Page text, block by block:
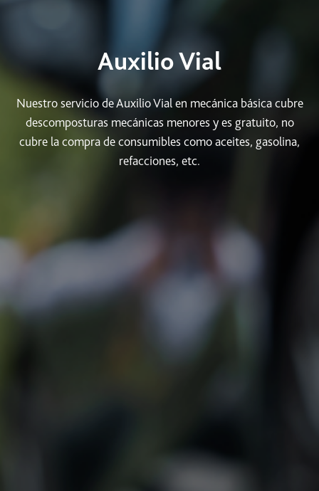
Auxilio Vial
Nuestro servicio de Auxilio Vial en mecánica básica cubre
descomposturas mecánicas menores y es gratuito, no
cubre la compra de consumibles como aceites, gasolina,
refacciones, etc.